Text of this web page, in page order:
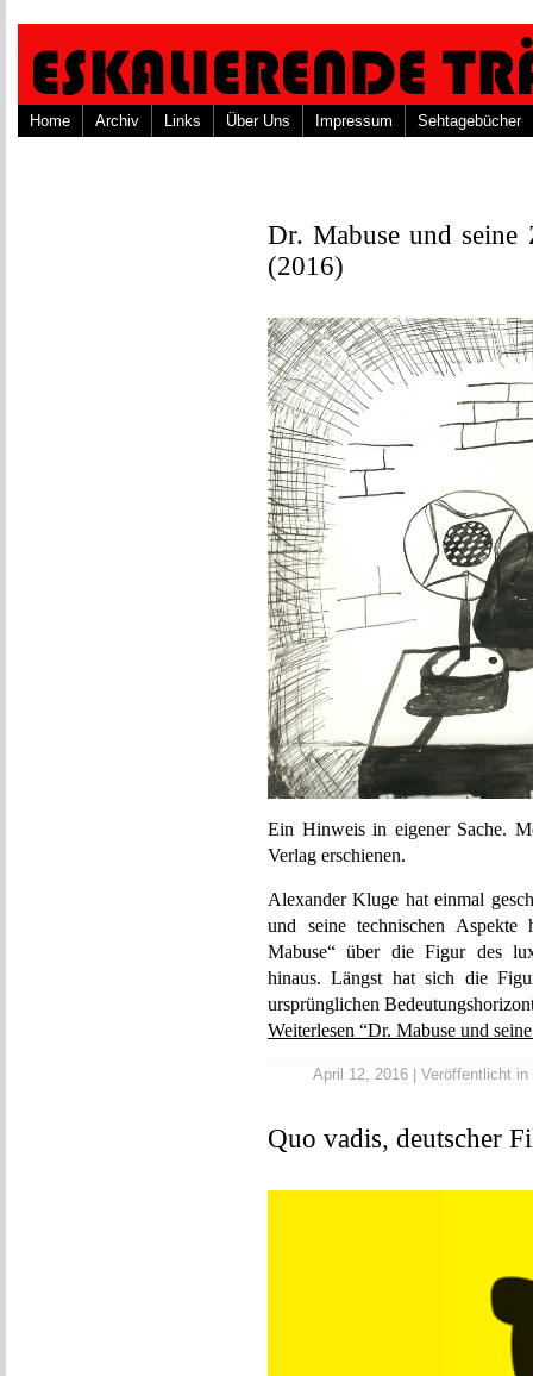
Home Archiv Links Über Uns Impressum Sehtagebücher
Dr. Mabuse und seine
(2016)
Ein Hinweis in eigener Sache.
Verlag erschienen.
Alexander Kluge hat einmal
und seine technischen Aspekte
Mabuse“ über die Figur des
hinaus. Längst hat sich die
ursprünglichen
Weiterlesen “Dr. Mabuse und
April 12, 2016 | Veröffentlicht in
Quo vadis, deutscher